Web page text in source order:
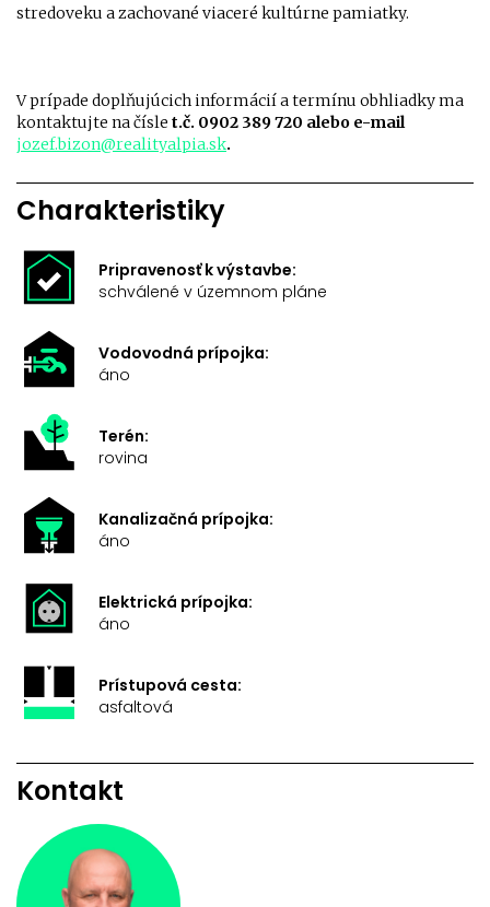
stredoveku a zachované viaceré kultúrne pamiatky.
V prípade doplňujúcich informácií a termínu obhliadky ma
kontaktujte na čísle t.č. 0902 389 720 alebo e-mail
jozef.bizon@realityalpia.sk.
Charakteristiky
Pripravenosť k výstavbe:
schválené v územnom pláne
Vodovodná prípojka:
áno
Terén:
rovina
Kanalizačná prípojka:
áno
Elektrická prípojka:
áno
Prístupová cesta:
asfaltová
Kontakt